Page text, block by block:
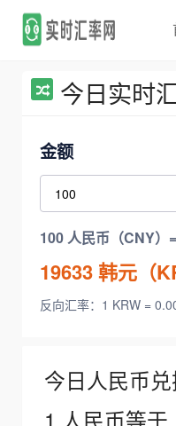
今日实时
金额
100 人民币（CNY）=
19633韩元（
反向汇率：1 KRW =
今日人民币兑